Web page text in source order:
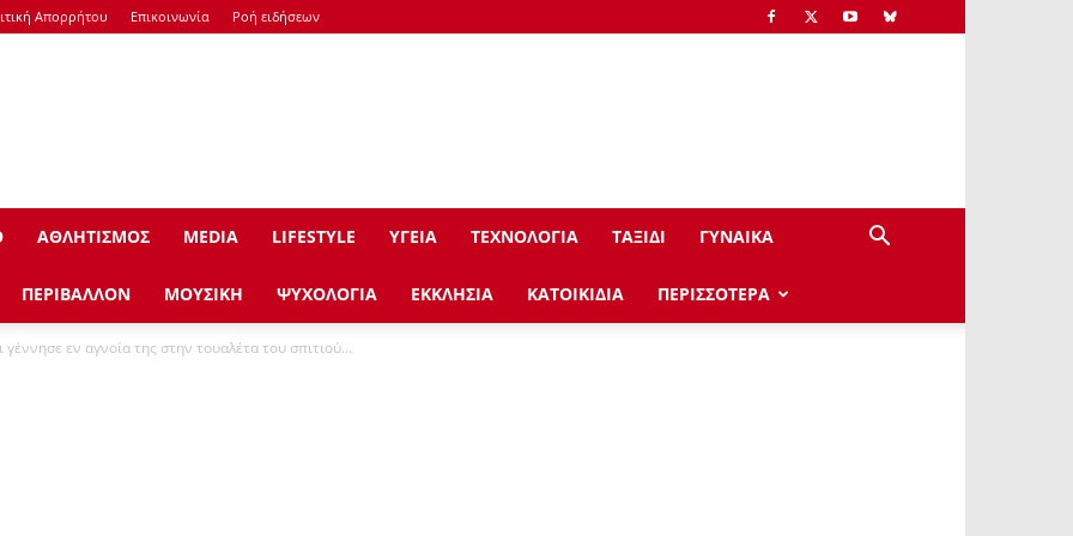
Απορρήτου Επικοινωνία Ροή ειδήσεων
ΑΘΛΗΤΙΣΜΟΣ ΜEDIA LIFESTYLE ΥΓΕΙΑ ΤΕΧΝΟΛΟΓΙΑ ΤΑΞΙΔΙ ΓΥΝΑΙΚΑ
ΠΕΡΙΒΑΛΛΟΝ ΜΟΥΣΙΚΗ ΨΥΧΟΛΟΓΙΑ ΕΚΚΛΗΣΙΑ ΚΑΤΟΙΚΙΔΙΑ ΠΕΡΙΣΣΟΤΕΡΑ
γέννησε εν αγνοία της στην τουαλέτα του σπιτιού...